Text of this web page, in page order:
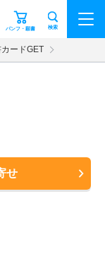
パンフ・願書 検索
ードGET
せ